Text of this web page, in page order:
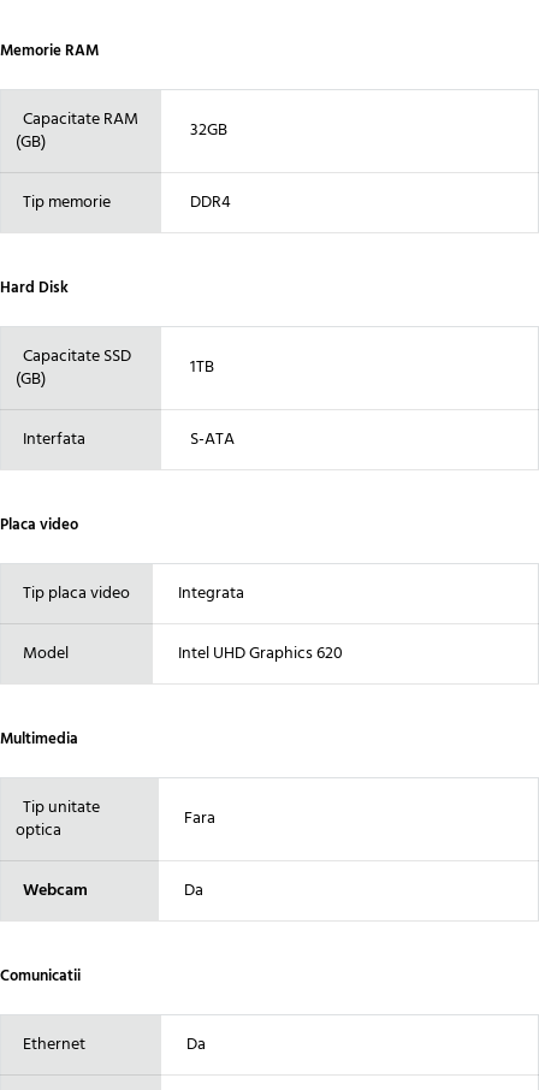
Memorie RAM
Capacitate RAM
(GB)
32GB
Tip memorie DDR4
Hard Disk
Capacitate SSD
(GB)
1TB
Interfata S-ATA
Placa video
Tip placa video Integrata
Model Intel UHD Graphics 620
Multimedia
Tip unitate
optica
Fara
Webcam Da
Comunicatii
Ethernet Da